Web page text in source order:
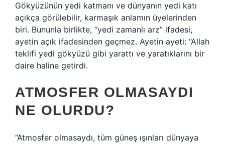
Gökyüzünün yedi katmanı ve dünyanın yedi katı
açıkça görülebilir, karmaşık anlamın üyelerinden
biri. Bununla birlikte, “yedi zamanlı arz” ifadesi,
ayetin açık ifadesinden geçmez. Ayetin ayeti: “Allah
teklifi yedi gökyüzü gibi yarattı ve yaratıklarını bir
daire haline getirdi.
ATMOSFER OLMASAYDI
NE OLURDU?
“Atmosfer olmasaydı, tüm güneş ışınları dünyaya